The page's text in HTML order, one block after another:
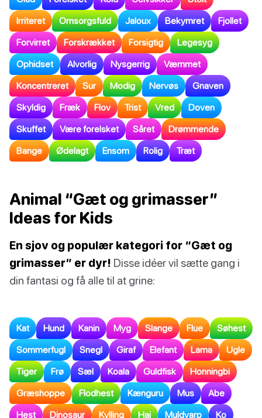
Irriteret Omsorgsfuld Jaloux Bekymret Fjollet
Forvirret Forskrækket Forsigtig Legesyg
Ophidset Alvorlig Nysgerrig Væmmet
Koncentreret Sur Modig Nervøs Gnaven
Skyldig Fræk Flov Trist Vred Doven
Skuffet Være forelsket Såret Drømmende
Bange Ødelagt Ensom Rolig Træt
Animal “Gæt og grimasser”
Ideas for Kids
En sjov og populær kategori for “Gæt og
grimasser” er dyr! Disse idéer vil sætte gang i
din fantasi og få alle til at grine:
Kat Hund Kanin Myg Slange Flue Søhest
Sommerfugl Snegl Giraf Elefant Lama Ugle
Tiger Frø Sæl Koala Guldfisk Honningbi
Græshoppe Flodhest Kænguru Mus Abe
Hest Dinosaur Kylling Haj Muldvarp Ko